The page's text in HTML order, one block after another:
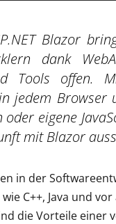
Blazor
dank
Tools offen.
jedem
eigene
mit Blazor
in der
C++, Java und
die Vorteile einer